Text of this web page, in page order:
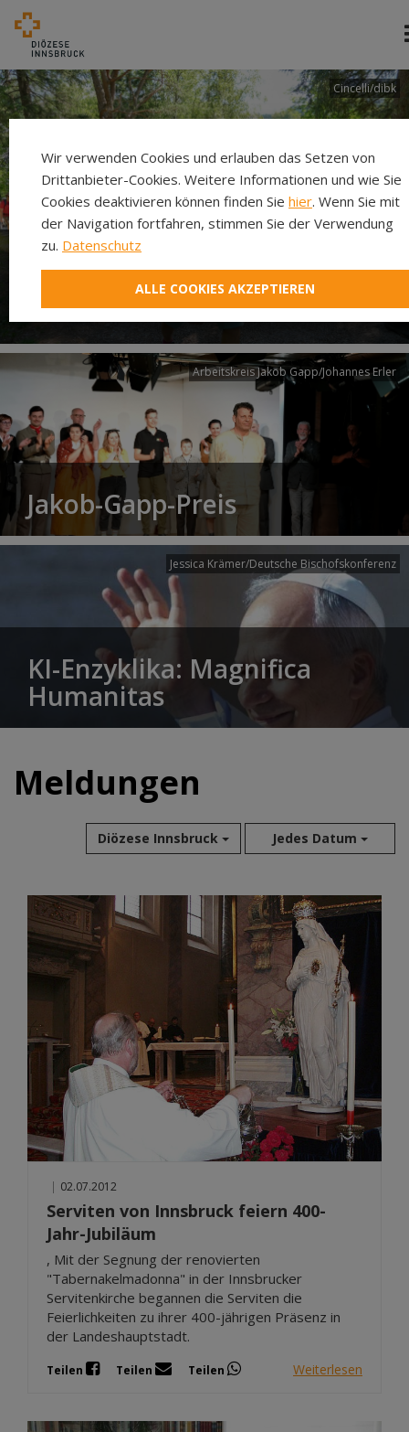
Cincelli/dibk
Neuer Pilgerweg Via
Laudato si’
Arbeitskreis Jakob Gapp/Johannes Erler
Jakob-Gapp-Preis
Jessica Krämer/Deutsche Bischofskonferenz
KI-Enzyklika: Magnifica
Humanitas
Meldungen
Diözese Innsbruck Jedes Datum
Aug 2026
Jul 2026
Jun 2026
Mai 2026
Apr 2026
Mär 2026
Feb 2026
Jan 2026
Dez 2025
Nov 2025
Okt 2025
Sep 2025
| 02.07.2012
Serviten von Innsbruck feiern 400-
Jahr-Jubiläum
, Mit der Segnung der renovierten
"Tabernakelmadonna" in der Innsbrucker
Servitenkirche begannen die Serviten die
Feierlichkeiten zu ihrer 400-jährigen Präsenz in
der Landeshauptstadt.
Teilen Teilen Teilen Weiterlesen
Wir verwenden Cookies und erlauben das Setzen von
Drittanbieter-Cookies. Weitere Informationen und wie Sie
Cookies deaktivieren können finden Sie hier. Wenn Sie mit
der Navigation fortfahren, stimmen Sie der Verwendung
zu. Datenschutz
ALLE COOKIES AKZEPTIEREN